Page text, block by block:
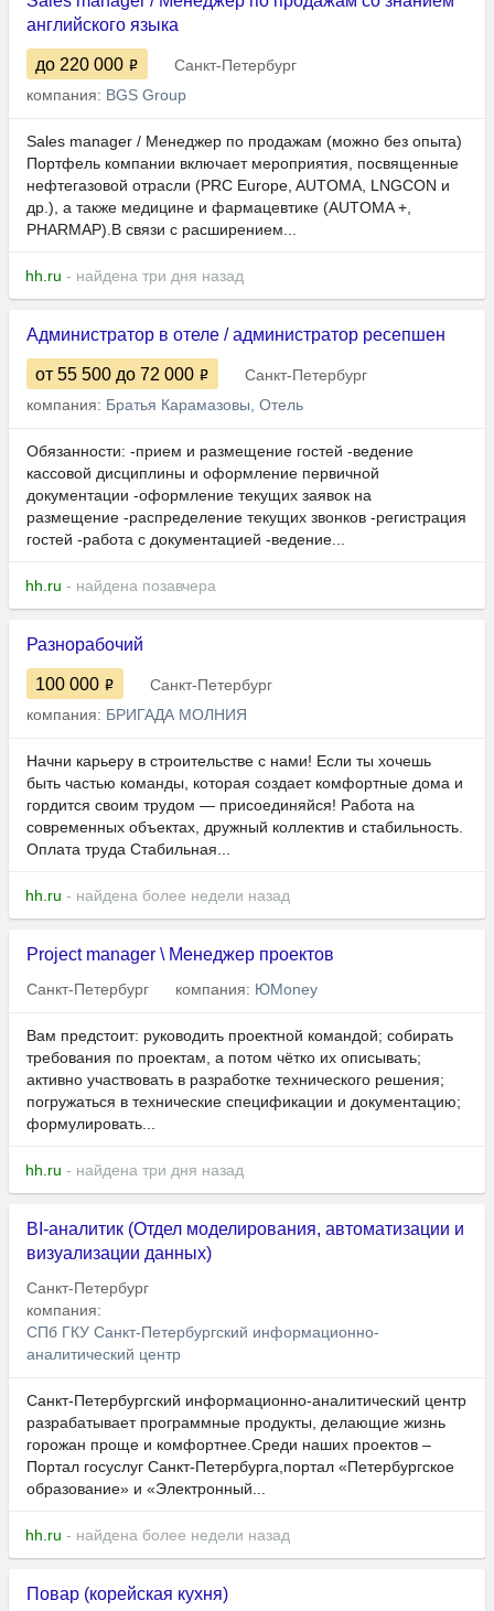
английского языка
до 220 000
Санкт-Петербург
компания: BGS Group
Sales manager / Менеджер по продажам (можно без опыта)
Портфель компании включает мероприятия, посвященные
нефтегазовой отрасли (PRC Europe, AUTOMA, LNGCON и
др.), а также медицине и фармацевтике (AUTOMA +,
PHARMAP).В связи с расширением...
hh.ru - найдена три дня назад
Администратор в отеле / администратор ресепшен
от 55 500 до 72 000
Санкт-Петербург
компания: Братья Карамазовы, Отель
Обязанности: -прием и размещение гостей -ведение
кассовой дисциплины и оформление первичной
документации -оформление текущих заявок на
размещение -распределение текущих звонков -регистрация
гостей -работа с документацией -ведение...
hh.ru - найдена позавчера
Разнорабочий
100 000
Санкт-Петербург
компания: БРИГАДА МОЛНИЯ
Начни карьеру в строительстве с нами! Если ты хочешь
быть частью команды, которая создает комфортные дома и
гордится своим трудом — присоединяйся! Работа на
современных объектах, дружный коллектив и стабильность.
Оплата труда Стабильная...
hh.ru - найдена более недели назад
Project manager \ Менеджер проектов
Санкт-Петербург компания: ЮMoney
Вам предстоит: руководить проектной командой; собирать
требования по проектам, а потом чётко их описывать;
активно участвовать в разработке технического решения;
погружаться в технические спецификации и документацию;
формулировать...
hh.ru - найдена три дня назад
BI-аналитик (Отдел моделирования, автоматизации и
визуализации данных)
Санкт-Петербург
компания:
СПб ГКУ Санкт-Петербургский информационно-
аналитический центр
Санкт-Петербургский информационно-аналитический центр
разрабатывает программные продукты, делающие жизнь
горожан проще и комфортнее.Среди наших проектов –
Портал госуслуг Санкт-Петербурга,портал «Петербургское
образование» и «Электронный...
hh.ru - найдена более недели назад
Повар (корейская кухня)